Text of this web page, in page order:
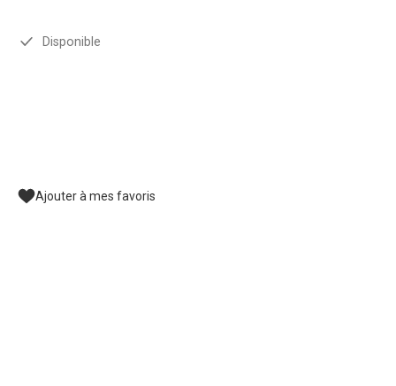
Disponible
Ajouter à mes favoris